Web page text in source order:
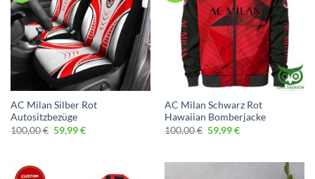
AC Milan Silber Rot
Autositzbezüge
100,00€ Ursprünglicher
Preis
59,99€Aktueller
AC Milan Schwarz Rot
Hawaiian Bomberjacke
100,00€ Ursprünglicher
Preis
59,99€Aktueller